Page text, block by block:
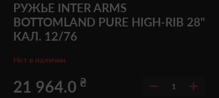
РУЖЬЕ INTER ARMS
BOTTOMLAND PURE HIGH-RIB 28"
КАЛ. 12/76
Нет в наличии
21 964.0 ₴ 1